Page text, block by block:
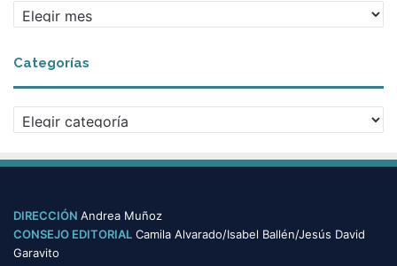
Archivos
Categorías
Categorías
DIRECCIÓN Andrea Muñoz
CONSEJO EDITORIAL Camila Alvarado/Isabel Ballén/Jesús David
Garavito